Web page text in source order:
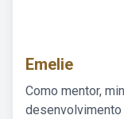
Emelie
Como mentor,